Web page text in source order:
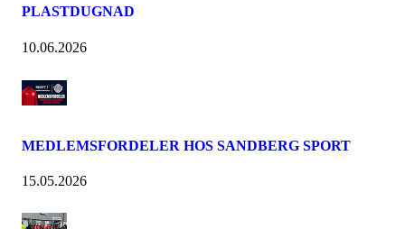
PLASTDUGNAD
10.06.2026
MEDLEMSFORDELER HOS SANDBERG SPORT
15.05.2026